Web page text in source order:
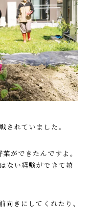
されていました。
ができたんですよ。
ない経験ができて嬉
向きにしてくれたり、